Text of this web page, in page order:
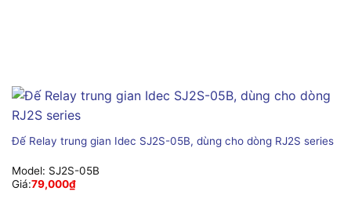
Đế Relay trung gian Idec SJ2S-05B, dùng cho dòng RJ2S series
Model: SJ2S-05B
Giá:79,000₫